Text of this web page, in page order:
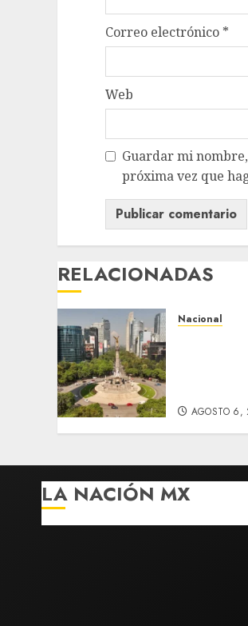
Correo electrónico *
Web
Guardar mi
próxima vez que
RELACIONADAS
Nacional
AGOSTO 6,
LA NACIÓN MX